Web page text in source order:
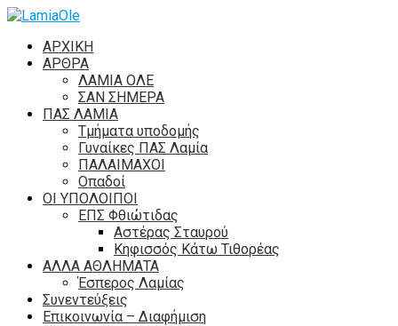
ΑΡΧΙΚΗ
ΑΡΘΡΑ
ΛΑΜΙΑ ΟΛΕ
ΣΑΝ ΣΗΜΕΡΑ
ΠΑΣ ΛΑΜΙΑ
Τμήματα υποδομής
Γυναίκες ΠΑΣ Λαμία
ΠΑΛΑΙΜΑΧΟΙ
Οπαδοί
ΟΙ ΥΠΟΛΟΙΠΟΙ
ΕΠΣ Φθιώτιδας
Αστέρας Σταυρού
Κηφισσός Κάτω Τιθορέας
ΑΛΛΑ ΑΘΛΗΜΑΤΑ
Έσπερος Λαμίας
Συνεντεύξεις
Επικοινωνία – Διαφήμιση